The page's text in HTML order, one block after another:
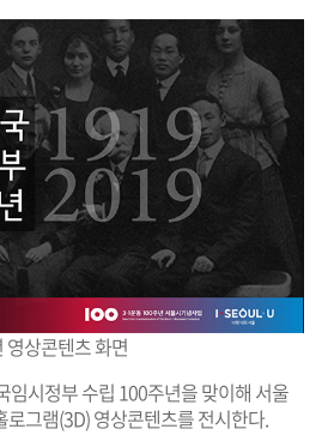
R
복
유
하
기
크
변
경
하
기
작
기
상콘텐츠 화면
임시정부 수립 100주년을 맞이해 서울
그램(3D) 영상콘텐츠를 전시한다.